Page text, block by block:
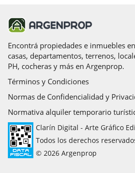
Encontrá propiedades e inmuebles
casas, departamentos, terrenos,
PH, cocheras y más en Argenprop.
Términos y Condiciones
Normas de Confidencialidad y
Normativa alquiler temporario
Clarín Digital - Arte Gráfico
Todos los derechos
© 2026 Argenprop